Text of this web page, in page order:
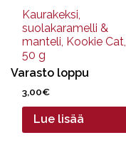
Kaurakeksi,
suolakaramelli &
manteli, Kookie Cat,
50 g
Varasto loppu
3,00€
Lue lisää